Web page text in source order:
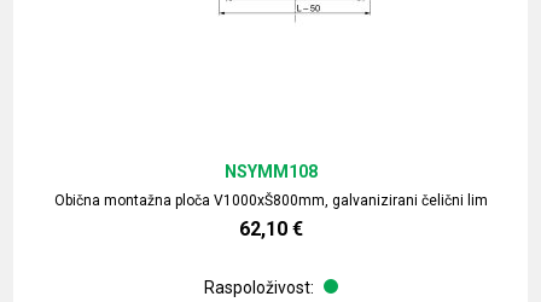
Obična montažna ploča V1000xŠ800mm, galvanizirani čelični lim
NSYMM108
62,10 €
Raspoloživost: